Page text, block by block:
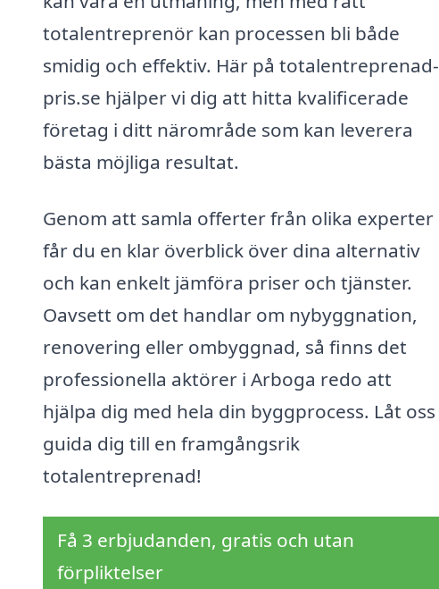
totalentreprenör kan processen bli både
smidig och effektiv. Här på totalentreprenad-
pris.se hjälper vi dig att hitta kvalificerade
företag i ditt närområde som kan leverera
bästa möjliga resultat.
Genom att samla offerter från olika experter
får du en klar överblick över dina alternativ
och kan enkelt jämföra priser och tjänster.
Oavsett om det handlar om nybyggnation,
renovering eller ombyggnad, så finns det
professionella aktörer i Arboga redo att
hjälpa dig med hela din byggprocess. Låt oss
guida dig till en framgångsrik
totalentreprenad!
Få 3 erbjudanden, gratis och utan
förpliktelser